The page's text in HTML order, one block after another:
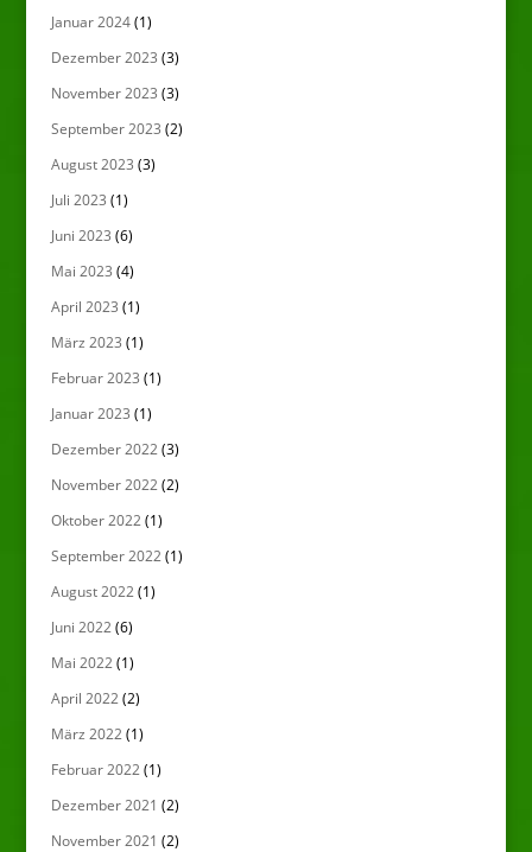
Januar 2024(1)
Dezember 2023 (3)
November 2023 (3)
September 2023 (2)
August 2023 (3)
Juli 2023 (1)
Juni 2023 (6)
Mai 2023 (4)
April 2023 (1)
März 2023 (1)
Februar 2023 (1)
Januar 2023 (1)
Dezember 2022(3)
November 2022(2)
Oktober 2022(1)
September 2022(1)
August 2022(1)
Juni 2022(6)
Mai 2022(1)
April 2022(2)
März 2022(1)
Februar 2022(1)
Dezember 2021 (2)
November 2021 (2)